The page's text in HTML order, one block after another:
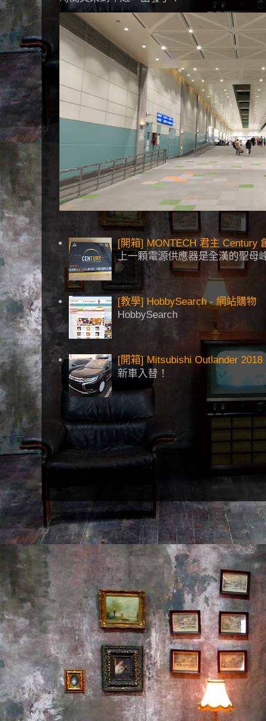
[開箱] MONTECH 君主 Century
上一顆電源供應器是全漢的聖母
[教學] HobbySearch - 網站購物
HobbySearch
[開箱] Mitsubishi Outlander 2018
新車入替！